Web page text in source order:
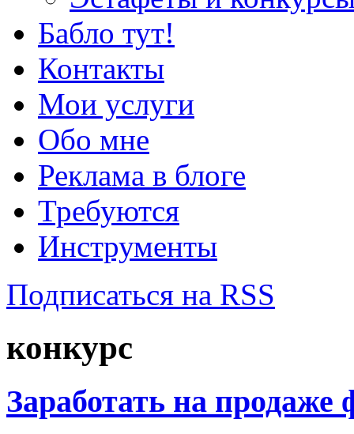
Бабло тут!
Контакты
Мои услуги
Обо мне
Реклама в блоге
Требуются
Инструменты
Подписаться на RSS
конкурс
Заработать на продаже